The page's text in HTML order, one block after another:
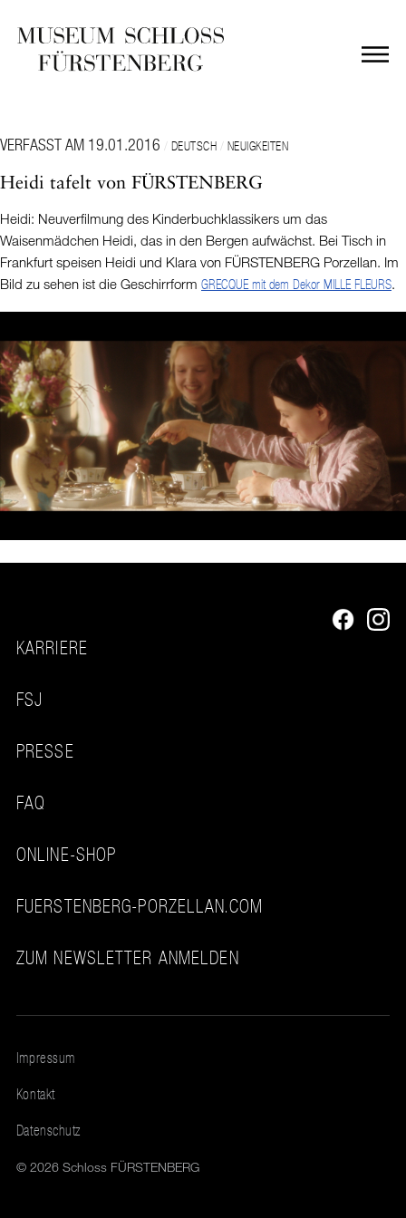
VERFASST AM 19.01.2016 / DEUTSCH / NEUIGKEITEN
Heidi tafelt von FÜRSTENBERG
Heidi: Neuverfilmung des Kinderbuchklassikers um das
Waisenmädchen Heidi, das in den Bergen aufwächst. Bei Tisch in
Frankfurt speisen Heidi und Klara von FÜRSTENBERG Porzellan. Im
Bild zu sehen ist die Geschirrform GRECQUE mit dem Dekor MILLE FLEURS.
KARRIERE
FSJ
PRESSE
FAQ
ONLINE-SHOP
FUERSTENBERG-PORZELLAN.COM
ZUM NEWSLETTER ANMELDEN
Impressum
Kontakt
Datenschutz
© 2026 Schloss FÜRSTENBERG